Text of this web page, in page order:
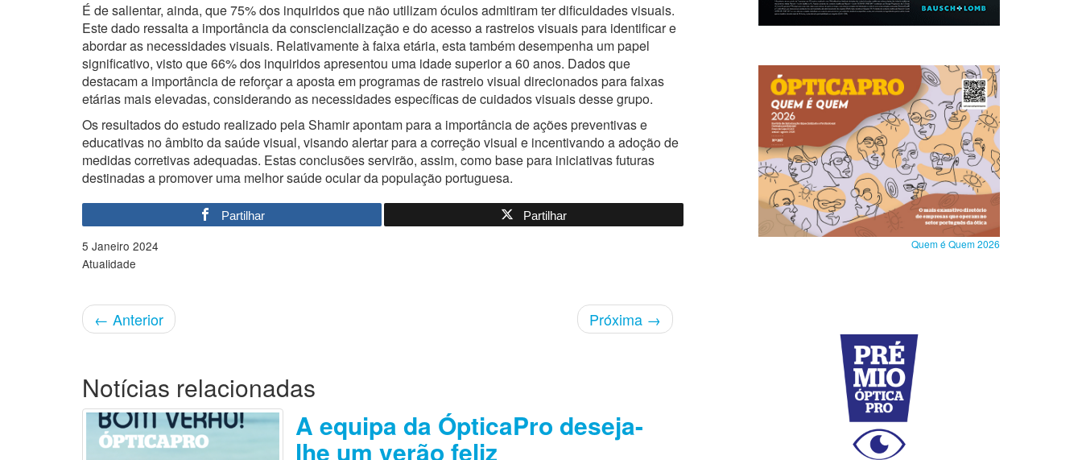
É de salientar, ainda, que 75% dos inquiridos que não utilizam óculos admitiram ter dificuldades visuais.
Este dado ressalta a importância da consciencialização e do acesso a rastreios visuais para identificar e
abordar as necessidades visuais. Relativamente à faixa etária, esta também desempenha um papel
significativo, visto que 66% dos inquiridos apresentou uma idade superior a 60 anos. Dados que
destacam a importância de reforçar a aposta em programas de rastreio visual direcionados para faixas
etárias mais elevadas, considerando as necessidades específicas de cuidados visuais desse grupo.
Os resultados do estudo realizado pela Shamir apontam para a importância de ações preventivas e
educativas no âmbito da saúde visual, visando alertar para a correção visual e incentivando a adoção de
medidas corretivas adequadas. Estas conclusões servirão, assim, como base para iniciativas futuras
destinadas a promover uma melhor saúde ocular da população portuguesa.
Partilhar Partilhar
5 Janeiro 2024
Atualidade
← Anterior Próxima →
Quem é Quem 2026
Notícias relacionadas
A equipa da ÓpticaPro deseja-
lhe um verão feliz